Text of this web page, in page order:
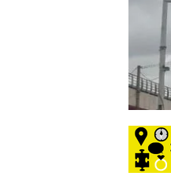
eksklusif,
trendi,
unsur
edukasi,
gaya
hidup,